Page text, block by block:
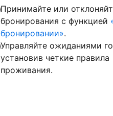
Принимайте или
бронирования с функцией
бронировании».
Управляйте ожиданиями
установив четкие правила
проживания.